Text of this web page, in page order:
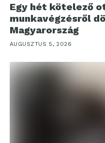
Egy hét kötelező
munkavégzésről
Magyarország
AUGUSZTUS 5, 2026